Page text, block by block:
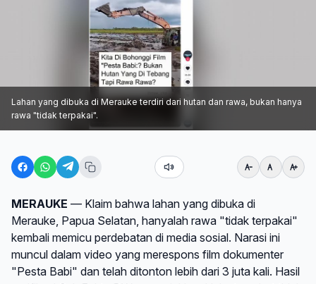
Lahan yang dibuka di Merauke terdiri dari hutan dan rawa, bukan hanya
rawa "tidak terpakai".
MERAUKE — Klaim bahwa lahan yang dibuka di
Merauke, Papua Selatan, hanyalah rawa "tidak terpakai"
kembali memicu perdebatan di media sosial. Narasi ini
muncul dalam video yang merespons film dokumenter
"Pesta Babi" dan telah ditonton lebih dari 3 juta kali. Hasil